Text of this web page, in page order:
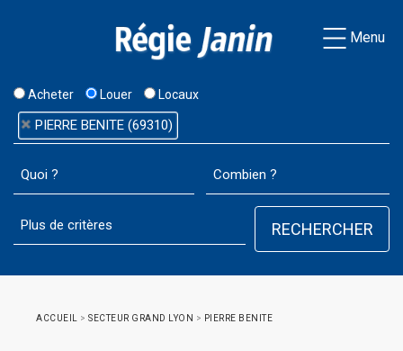
Menu
Acheter Louer Locaux
PIERRE BENITE (69310)
ACCUEIL > SECTEUR GRAND LYON > PIERRE BENITE